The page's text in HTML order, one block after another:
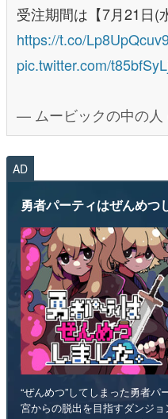
受注期間は【7月21日(
https://t.co/
pic.twitter.com/
— ムービックの中の人
AD
勇者パーティはぜんめつ
“ぜんめつ”してしまった勇者
宮からの脱出を目指すダンジ